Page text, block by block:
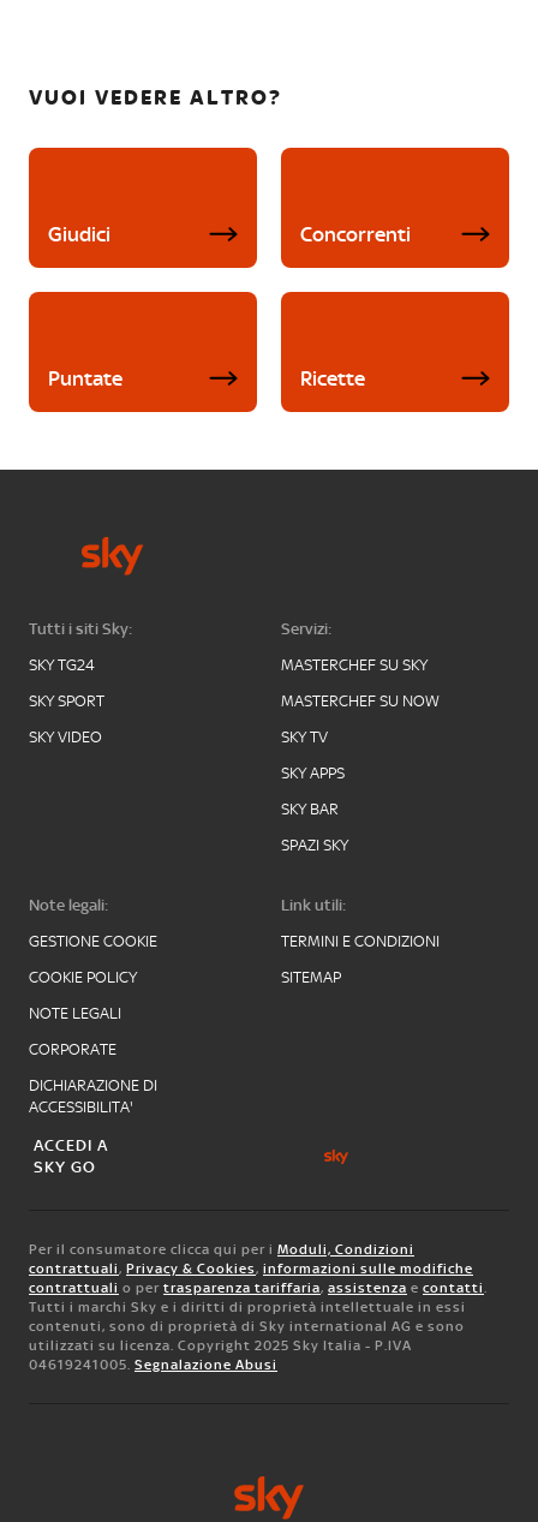
VUOI VEDERE ALTRO?
Giudici Concorrenti
Puntate Ricette
Tutti i siti Sky:
SKY TG24
SKY SPORT
SKY VIDEO
Servizi:
MASTERCHEF SU SKY
MASTERCHEF SU NOW
SKY TV
SKY APPS
SKY BAR
SPAZI SKY
Note legali:
GESTIONE COOKIE
COOKIE POLICY
NOTE LEGALI
CORPORATE
DICHIARAZIONE DI
ACCESSIBILITA'
Link utili:
TERMINI E CONDIZIONI
SITEMAP
ACCEDI A
SKY GO
Per il consumatore clicca qui per i Moduli, Condizioni
contrattuali, Privacy & Cookies, informazioni sulle modifiche
contrattuali o per trasparenza tariffaria, assistenza e contatti.
Tutti i marchi Sky e i diritti di proprietà intellettuale in essi
contenuti, sono di proprietà di Sky international AG e sono
utilizzati su licenza. Copyright 2025 Sky Italia - P.IVA
04619241005. Segnalazione Abusi